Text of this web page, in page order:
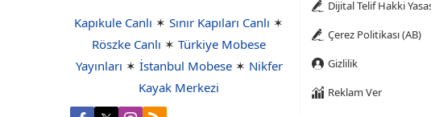
Kapıkule Canlı ✶ Sınır Kapıları Canlı ✶
Röszke Canlı ✶ Türkiye Mobese
Yayınları ✶ İstanbul Mobese✶ Nikfer
Kayak Merkezi
Dijital Telif Hakki
Çerez Politikası (AB)
Gizlilik
Reklam Ver